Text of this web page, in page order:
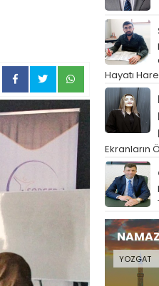
Hayatı
Ekranların